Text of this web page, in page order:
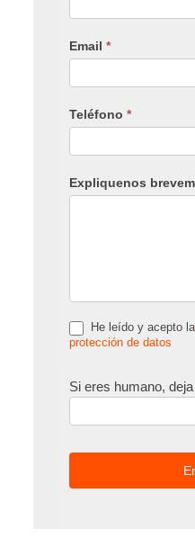
Email*
Teléfono*
Expliquenos
He leído y acepto la
protección de datos
Si eres humano,